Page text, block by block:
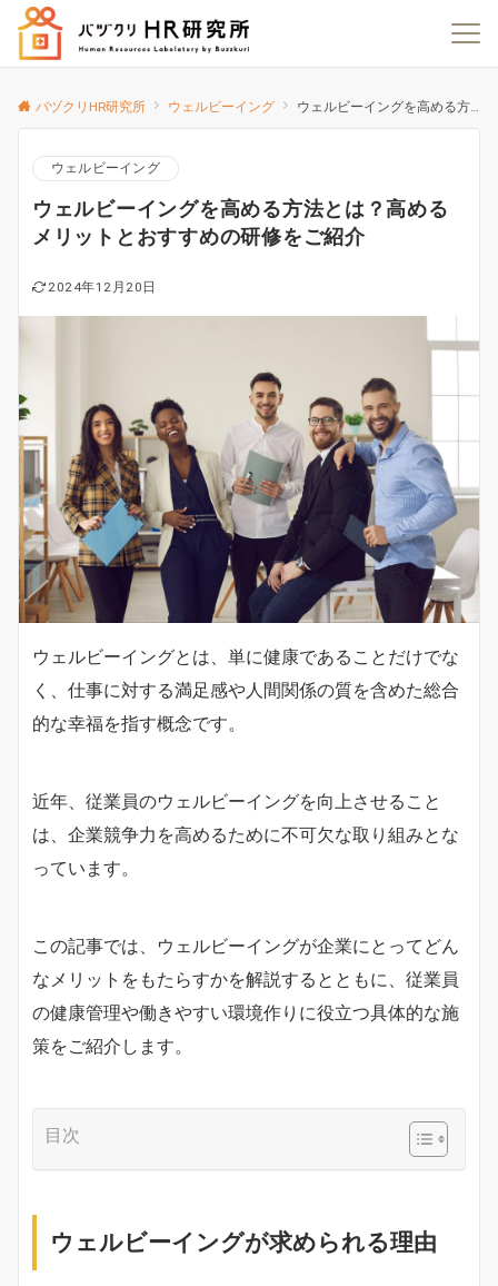
バヅクリHR研究所 ウェルビーイング ウェルビーイングを高める方法とは？高めるメリットとおすすめの研修をご紹介
ウェルビーイング
ウェルビーイングを高める方法とは？高める
メリットとおすすめの研修をご紹介
2024年12月20日
ウェルビーイングとは、単に健康であることだけでな
く、仕事に対する満足感や人間関係の質を含めた総合
的な幸福を指す概念です。
近年、従業員のウェルビーイングを向上させること
は、企業競争力を高めるために不可欠な取り組みとな
っています。
この記事では、ウェルビーイングが企業にとってどん
なメリットをもたらすかを解説するとともに、従業員
の健康管理や働きやすい環境作りに役立つ具体的な施
策をご紹介します。
目次
ウェルビーイングが求められる理由